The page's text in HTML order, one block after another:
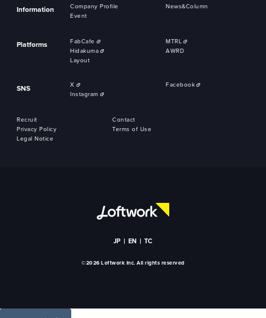
Information Company Profile
News&Column
Event
Platforms FabCafe
MTRL
Hidakuma
AWRD
Layout
SNS X
Facebook
Instagram
Recruit
Contact
Privacy Policy
Terms of Use
Legal Notice
JP EN TC
©2026 Loftwork Inc. All rights reserved